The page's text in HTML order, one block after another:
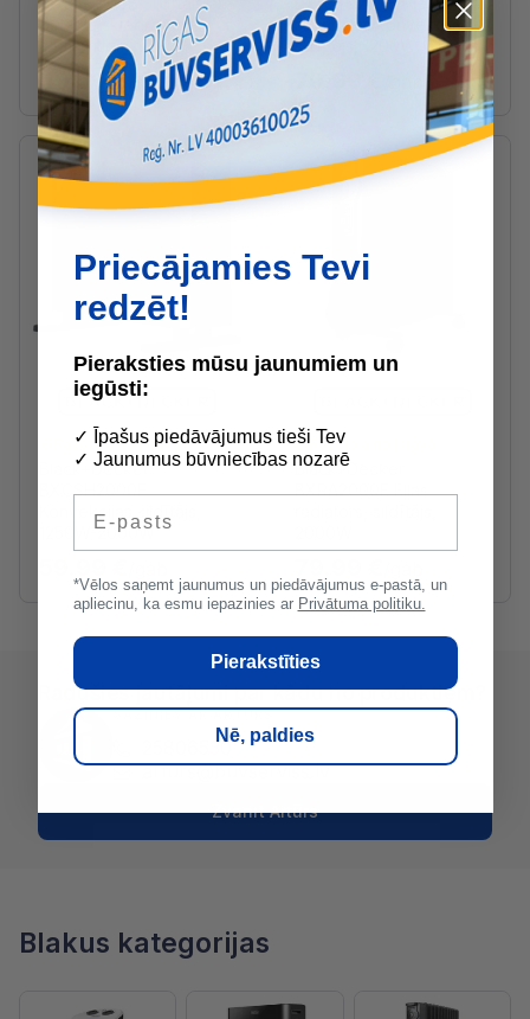
oglekļa šķiedras
elementiem, 900W
49.59 € /gab
stiprināms konvekcijas
sildītājs, 1200W
Ražotāja noliktavā
Black+Decker
BXCSH2000E
Konvekcijas sildītājs,
1250W-2000W
Ražotāja noliktavā
Black+Decker
BXRA2000E Eļļas
Radušies jautājumi par kādu no produktiem?
SAZINIES AR ARTŪRS:
25806530
arturs@buvserviss.lv
Zvanīt Artūrs
Blakus kategorijas
Priecājamies Tevi
redzēt!
Pieraksties mūsu jaunumiem un
iegūsti:
✓ Īpašus piedāvājumus tieši Tev
✓ Jaunumus būvniecības nozarē
*Vēlos saņemt jaunumus un piedāvājumus e-pastā, un
apliecinu, ka esmu iepazinies ar Privātuma politiku.
Pierakstīties
Nē, paldies